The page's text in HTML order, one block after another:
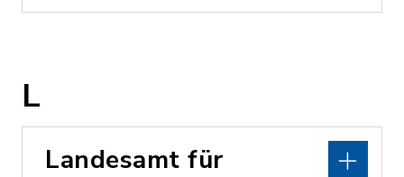
L
Landesamt für